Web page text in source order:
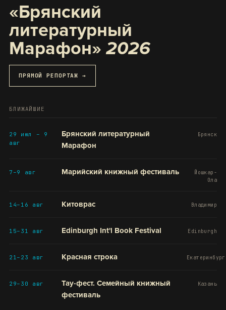
«Брянский
литературный
Марафон»2026
ПРЯМОЙ РЕПОРТАЖ →
БЛИЖАЙШИЕ
29 июл – 9
авг
Брянский литературный
Марафон
Брянск
7–9 авг Марийский книжный фестиваль
Йошкар-
Ола
14–16 авг Китоврас Владимир
15–31 авг Edinburgh Int'l Book Festival Edinburgh
21–23 авг Красная строка Екатеринбург
29–30 авг
Тау-фест. Семейный книжный
фестиваль
Казань